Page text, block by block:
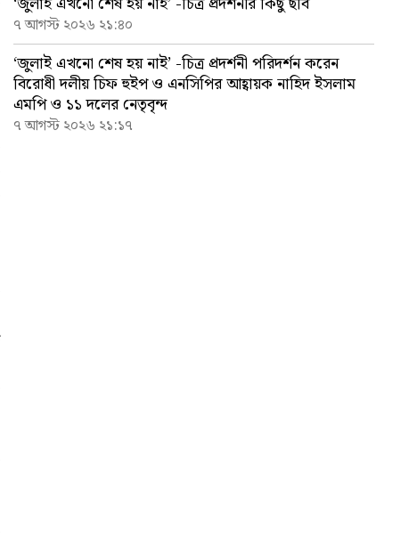
৭ আগস্ট ২০২৬ ২১:৪০
‘জুলাই এখনো শেষ হয় নাই’ -চিত্র প্রদর্শনী পরিদর্শন করেন
বিরোধী দলীয় চিফ হুইপ ও এনসিপির আহ্বায়ক নাহিদ ইসলাম
এমপি ও ১১ দলের নেতৃবৃন্দ
৭ আগস্ট ২০২৬ ২১:১৭